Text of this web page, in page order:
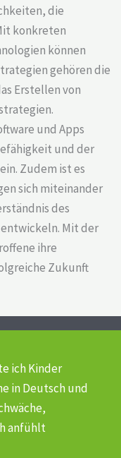
die
konkreten
können
gehören die
Erstellen von
und Apps
und der
Zudem ist es
sich miteinander
des
Mit der
ihre
Zukunft
ich Kinder
in Deutsch und
anfühlt